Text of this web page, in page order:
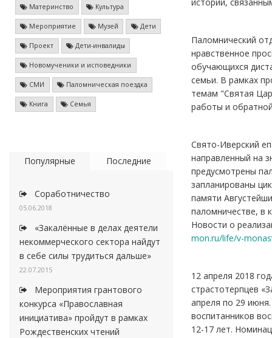
Материнство Культура
Мероприятие Музей Дети
Проект Дети-инвалиды
Новомученики и исповедники
СМИ Паломническая поездка
Книга Семья
Популярные Последние
Соработничество
05.06.2018
«Закалённые в делах деятели
некоммерческого сектора найдут
в себе силы трудиться дальше»
22.07.2015
Мероприятия грантового
конкурса «Православная
инициатива» пройдут в рамках
Рождественских чтений
Паломнический
нравственное
обучающихся
cемьи. В рамках
темам "Святая
работы и
Свято-Иверский
направленный на
предусмотрены
запланированы
памяти
паломничестве, в
Новости о
mon.ru/life/v-
12 апреля 2018
страстотерпцев
апреля по 29
воспитанников
12-17 лет.